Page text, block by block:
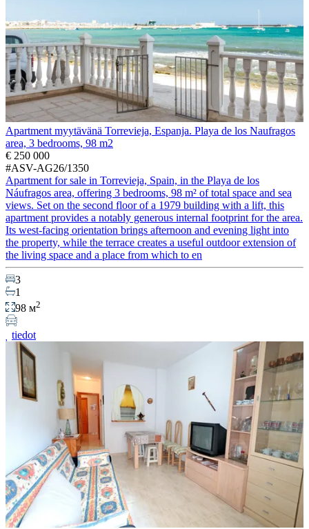
Apartment myytävänä Torrevieja, Espanja. Playa de los Naufragos
area, 3 bedrooms, 98 m2
€ 250 000
#ASV-AG26/1350
Apartment for sale in Torrevieja, Spain, in the Playa de los
Náufragos area, offering 3 bedrooms, 98 m² of total space and sea
views. Set on the second floor of a 1979 building with a lift, this
apartment provides a notably generous internal footprint for the area.
Its west-facing orientation brings afternoon and evening light into
the property, while the terrace creates a useful outdoor extension of
the living space and a place from which to en
3
1
98 м2
tiedot